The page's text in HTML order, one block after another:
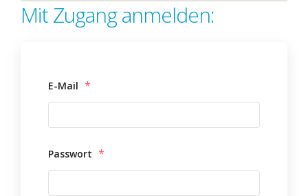
Mit Zugang anmelden:
E-Mail *
Passwort *